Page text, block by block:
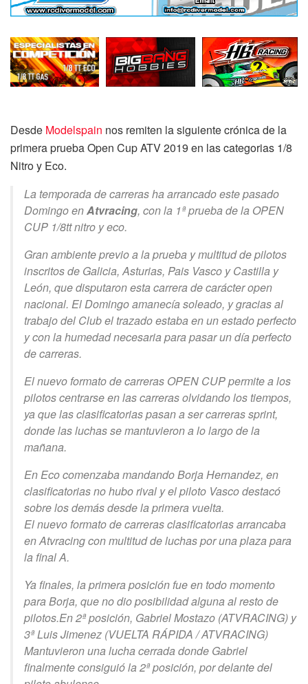
Desde Modelspain nos remiten la siguiente crónica de la
primera prueba Open Cup ATV 2019 en las categorias 1/8
Nitro y Eco.
La temporada de carreras ha arrancado este pasado
Domingo enAtvracing, con la 1ª prueba de la OPEN
CUP 1/8tt nitro y eco.
Gran ambiente previo a la prueba y multitud de pilotos
inscritos de Galicia, Asturias, Pais Vasco y Castilla y
León, que disputaron esta carrera de carácter open
nacional. El Domingo amanecía soleado, y gracias al
trabajo del Club el trazado estaba en un estado perfecto
y con la humedad necesaria para pasar un día perfecto
de carreras.
El nuevo formato de carreras OPEN CUP permite a los
pilotos centrarse en las carreras olvidando los tiempos,
ya que las clasificatorias pasan a ser carreras sprint,
donde las luchas se mantuvieron a lo largo de la
mañana.
En Eco comenzaba mandando Borja Hernandez, en
clasificatorias no hubo rival y el piloto Vasco destacó
sobre los demás desde la primera vuelta.
El nuevo formato de carreras clasificatorias arrancaba
en Atvracing con multitud de luchas por una plaza para
la final A.
Ya finales, la primera posición fue en todo momento
para Borja, que no dio posibilidad alguna al resto de
pilotos.En 2ª posición, Gabriel Mostazo (ATVRACING) y
3ª Luis Jimenez (VUELTA RÁPIDA / ATVRACING)
Mantuvieron una lucha cerrada donde Gabriel
finalmente consiguió la 2ª posición, por delante del